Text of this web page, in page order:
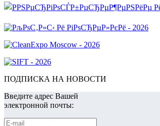
ПОДПИСКА НА НОВОСТИ
Введите адрес Вашей
электронной почты: